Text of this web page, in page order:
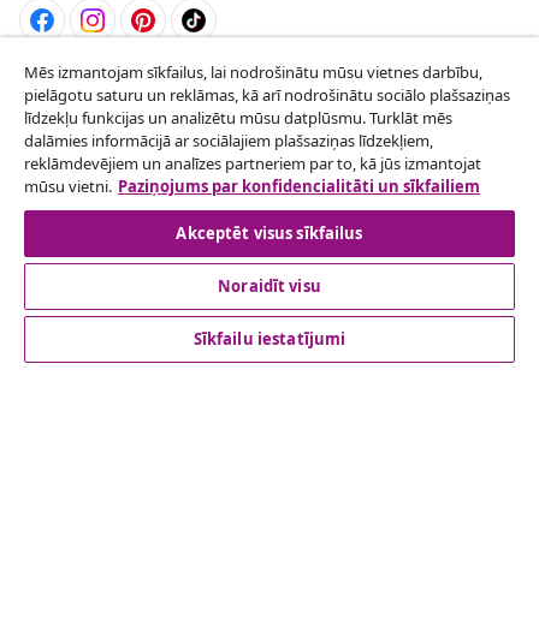
Atteikties no līguma
Iesniegt pieprasījumu par atteikšanos no
pasūtījuma.
Atteikties no līguma
klientu apkalpoanaš
Mēs izmantojam sīkfailus, lai nodrošinātu mūsu vietnes darbību,
pielāgotu saturu un reklāmas, kā arī nodrošinātu sociālo plašsaziņas
līdzekļu funkcijas un analizētu mūsu datplūsmu. Turklāt mēs
dalāmies informācijā ar sociālajiem plašsaziņas līdzekļiem,
reklāmdevējiem un analīzes partneriem par to, kā jūs izmantojat
mūsu vietni. Paziņojums par konfidencialitāti un sīkfailiem
Akceptēt visus sīkfailus
Noraidīt visu
Sīkfailu iestatījumi